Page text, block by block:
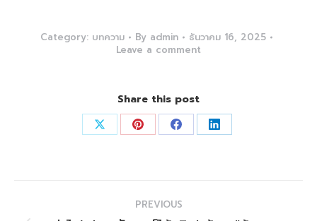
Category: บทความ By admin
ธันวาคม 16, 2025
Leave a comment
Share this post
PREVIOUS